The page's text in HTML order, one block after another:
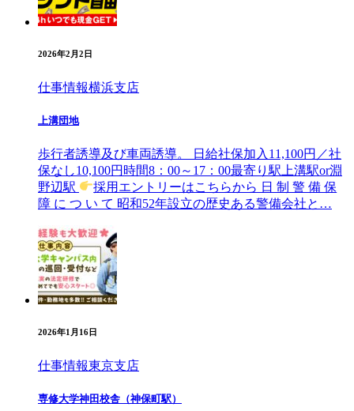
2026年2月2日
仕事情報横浜支店
上溝団地
歩行者誘導及び車両誘導。 日給社保加入11,100円／社
保なし10,100円時間8：00～17：00最寄り駅上溝駅or淵
野辺駅
採用エントリーはこちらから ⽇ 制 警 備 保
障 に つ い て 昭和52年設⽴の歴史ある警備会社と…
2026年1月16日
仕事情報東京支店
専修大学神田校舎（神保町駅）